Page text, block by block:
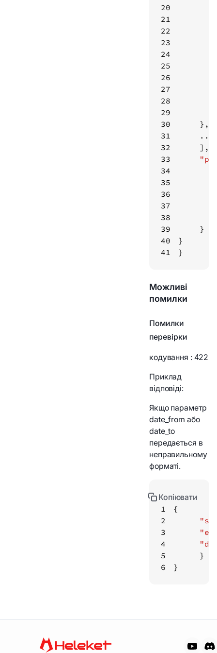
20
21
22
23
24
25
26
27
28
29
30
31
32
33
34
35
36
37
38
39
40
41
}
Можливі
помилки
Помилки
перевірки
кодування : 422
Приклад
відповіді:
Якщо параметр
date_from або
date_to
передається в
неправильному
форматі.
1
2
3
4
5
6
}
Копіювати